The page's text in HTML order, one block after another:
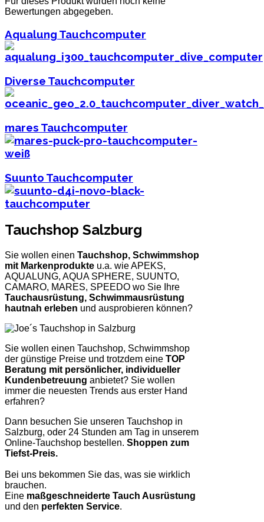
Bewertungen abgegeben.
Aqualung Tauchcomputer
Diverse Tauchcomputer
mares Tauchcomputer
Suunto Tauchcomputer
Tauchshop Salzburg
Sie wollen einen Tauchshop, Schwimmshop
mit Markenprodukte u.a. wie APEKS,
AQUALUNG, AQUA SPHERE, SUUNTO,
CAMARO, MARES, SPEEDO wo Sie Ihre
Tauchausrüstung, Schwimmausrüstung
hautnah erleben und ausprobieren können?
Sie wollen einen Tauchshop, Schwimmshop
der günstige Preise und trotzdem eine TOP
Beratung mit persönlicher, individueller
Kundenbetreuung anbietet? Sie wollen
immer die neuesten Trends aus erster Hand
erfahren?
Dann besuchen Sie unseren Tauchshop in
Salzburg, oder 24 Stunden am Tag in unserem
Online-Tauchshop bestellen. Shoppen zum
Tiefst-Preis.
Bei uns bekommen Sie das, was sie wirklich
brauchen.
Eine maßgeschneiderte Tauch Ausrüstung
und den perfekten Service.